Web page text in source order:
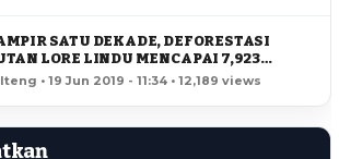
SATU DEKADE, DEFORESTASI
LORE LINDU MENCAPAI 7,923
• 19 Jun 2019 - 11:34 • 12,189 views